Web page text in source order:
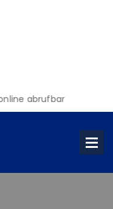
abrufbar